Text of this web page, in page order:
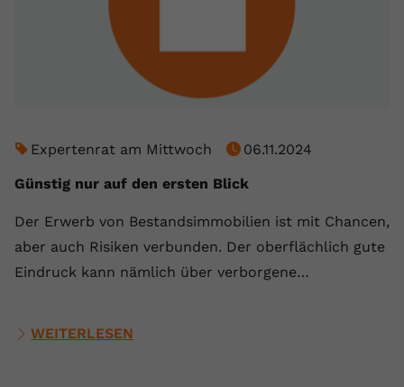
Expertenrat am Mittwoch
06.11.2024
Günstig nur auf den ersten Blick
Der Erwerb von Bestandsimmobilien ist mit Chancen,
aber auch Risiken verbunden. Der oberflächlich gute
Eindruck kann nämlich über verborgene…
WEITERLESEN